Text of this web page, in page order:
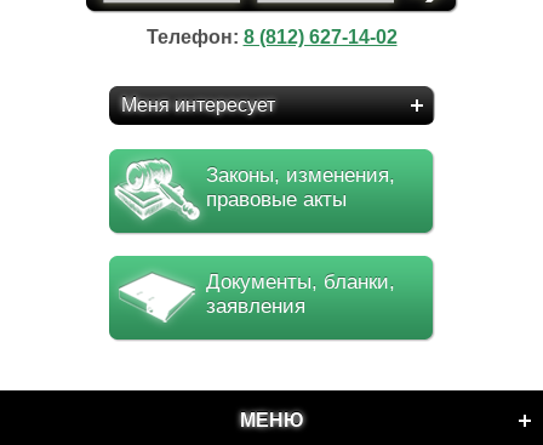
Телефон: 8 (812) 627-14-02
Меня интересует
Законы, изменения,
правовые акты
Документы, бланки,
заявления
МЕНЮ